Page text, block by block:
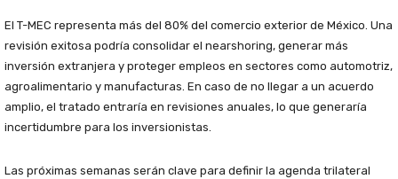
El T-MEC representa más del 80% del comercio exterior de México. Una
revisión exitosa podría consolidar el nearshoring, generar más
inversión extranjera y proteger empleos en sectores como automotriz,
agroalimentario y manufacturas. En caso de no llegar a un acuerdo
amplio, el tratado entraría en revisiones anuales, lo que generaría
incertidumbre para los inversionistas.
Las próximas semanas serán clave para definir la agenda trilateral